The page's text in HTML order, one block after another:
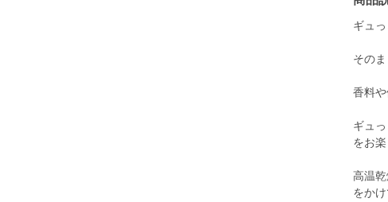
ギュ
その
香料
ギュ
をお楽
高温
をかけ